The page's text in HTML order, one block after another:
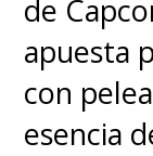
de
apuesta
con
esencia